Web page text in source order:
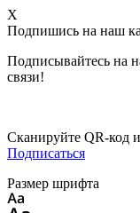
X
Подпишись на наш
Подписывайтесь на
связи!
Сканируйте QR-код
Подписаться
Размер шрифта